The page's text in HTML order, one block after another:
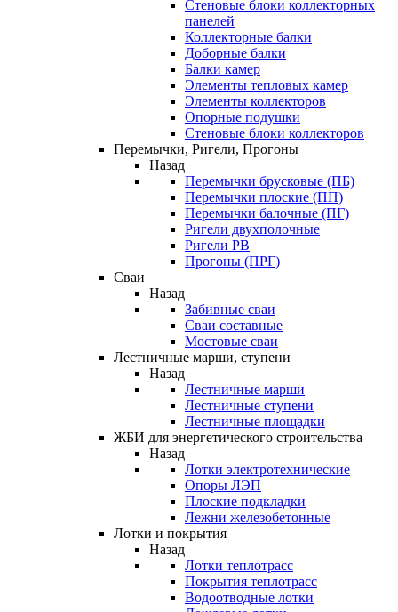
Стеновые блоки коллекторных
панелей
Коллекторные балки
Доборные балки
Балки камер
Элементы тепловых камер
Элементы коллекторов
Опорные подушки
Стеновые блоки коллекторов
Перемычки, Ригели, Прогоны
Назад
Перемычки брусковые (ПБ)
Перемычки плоские (ПП)
Перемычки балочные (ПГ)
Ригели двухполочные
Ригели РВ
Прогоны (ПРГ)
Сваи
Назад
Забивные сваи
Сваи составные
Мостовые сваи
Лестничные марши, ступени
Назад
Лестничные марши
Лестничные ступени
Лестничные площадки
ЖБИ для энергетического строительства
Назад
Лотки электротехнические
Опоры ЛЭП
Плоские подкладки
Лежни железобетонные
Лотки и покрытия
Назад
Лотки теплотрасс
Покрытия теплотрасс
Водоотводные лотки